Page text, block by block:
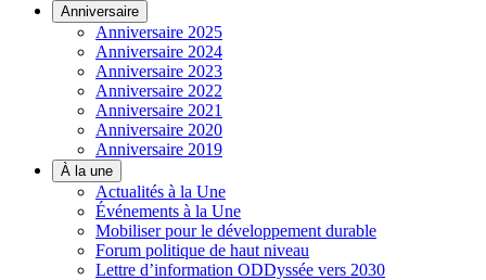
Anniversaire
Anniversaire 2025
Anniversaire 2024
Anniversaire 2023
Anniversaire 2022
Anniversaire 2021
Anniversaire 2020
Anniversaire 2019
À la une
Actualités à la Une
Événements à la Une
Mobiliser pour le développement durable
Forum politique de haut niveau
Lettre d’information ODDyssée vers 2030